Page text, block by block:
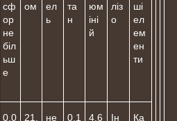
сф
ор
не
біл
ьш
е
ом
ел
ь
та
н
юм
іні
й
ліз
о
ші
ел
ем
ен
ти
0,0
21,
не
0,1
4,6
Ін
Ка